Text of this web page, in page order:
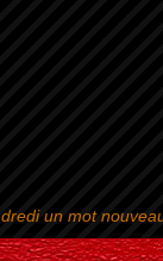
Aller au
un mot